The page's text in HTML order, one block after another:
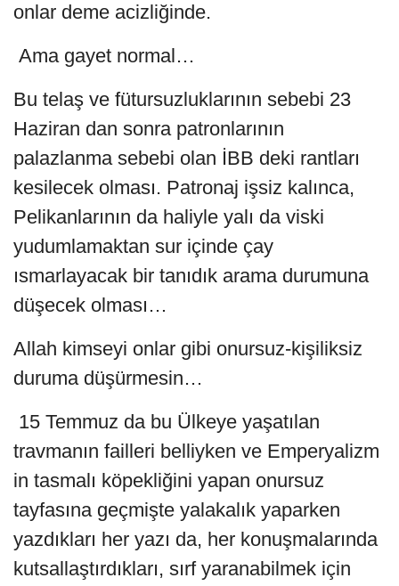
onlar deme acizliğinde.
Ama gayet normal…
Bu telaş ve fütursuzluklarının sebebi 23
Haziran dan sonra patronlarının
palazlanma sebebi olan İBB deki rantları
kesilecek olması. Patronaj işsiz kalınca,
Pelikanlarının da haliyle yalı da viski
yudumlamaktan sur içinde çay
ısmarlayacak bir tanıdık arama durumuna
düşecek olması…
Allah kimseyi onlar gibi onursuz-kişiliksiz
duruma düşürmesin…
15 Temmuz da bu Ülkeye yaşatılan
travmanın failleri belliyken ve Emperyalizm
in tasmalı köpekliğini yapan onursuz
tayfasına geçmişte yalakalık yaparken
yazdıkları her yazı da, her konuşmalarında
kutsallaştırdıkları, sırf yaranabilmek için